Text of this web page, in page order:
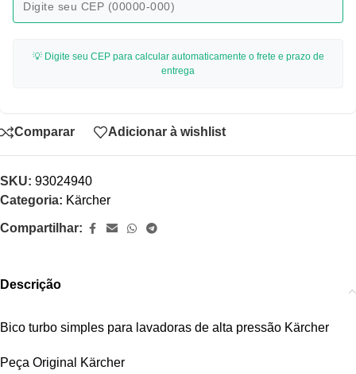
💡 Digite seu CEP para calcular automaticamente o frete e prazo de
entrega
Comparar Adicionar à wishlist
SKU: 93024940
Categoria: Kärcher
Compartilhar:
Descrição
Bico turbo simples para lavadoras de alta pressão Kärcher
Peça Original Kärcher